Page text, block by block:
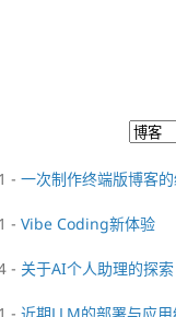
-一次制作终端版博客
-Vibe Coding新体验
- 关于AI个人助理的探索